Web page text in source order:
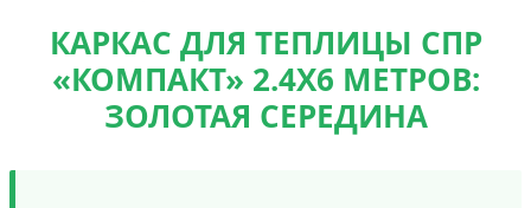
КАРКАС ДЛЯ ТЕПЛИЦЫ СПР
«КОМПАКТ» 2.4Х6 МЕТРОВ:
ЗОЛОТАЯ СЕРЕДИНА